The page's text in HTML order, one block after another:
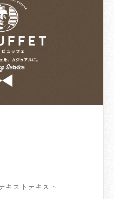
キストテキスト